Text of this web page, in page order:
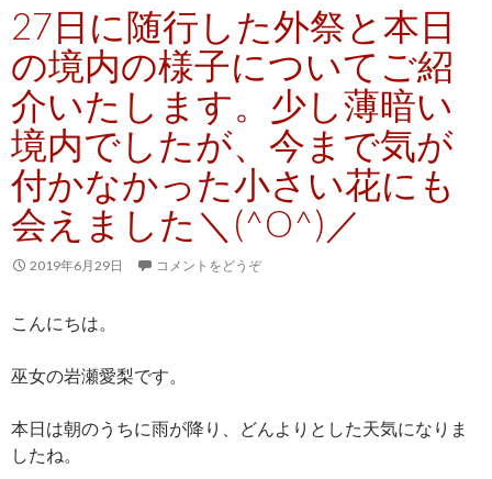
27日に随行した外祭と本日
の境内の様子についてご紹
介いたします。少し薄暗い
境内でしたが、今まで気が
付かなかった小さい花にも
会えました＼(^O^)／
2019年6月29日 コメントをどうぞ
こんにちは。
巫女の岩瀬愛梨です。
本日は朝のうちに雨が降り、どんよりとした天気になりま
したね。